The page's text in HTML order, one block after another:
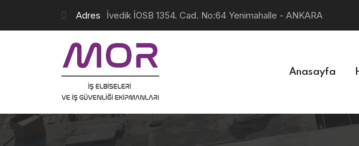
Adres İvedik İOSB 1354. Cad. No:64 Yenimahalle - ANKARA
Anasayfa